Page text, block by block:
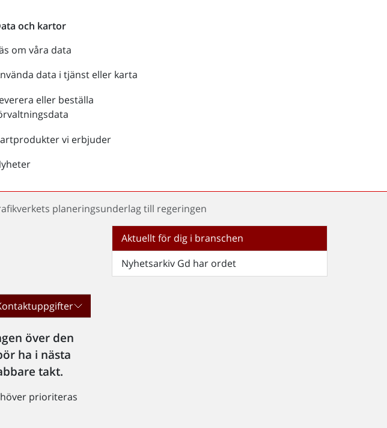
och kartor
om våra data
data i tjänst eller karta
eller beställa
vi erbjuder
planeringsunderlag till regeringen
över den
ha i nästa
takt.
prioriteras
Aktuellt för dig i branschen
Nyhetsarkiv Gd har ordet